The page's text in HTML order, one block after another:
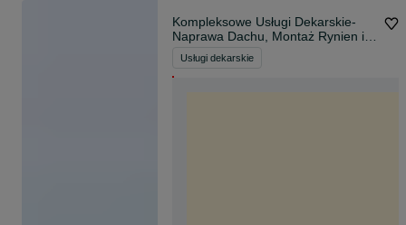
Kompleksowe Usługi Dekarskie-
Naprawa Dachu, Montaż Rynien i
inne
Usługi dekarskie